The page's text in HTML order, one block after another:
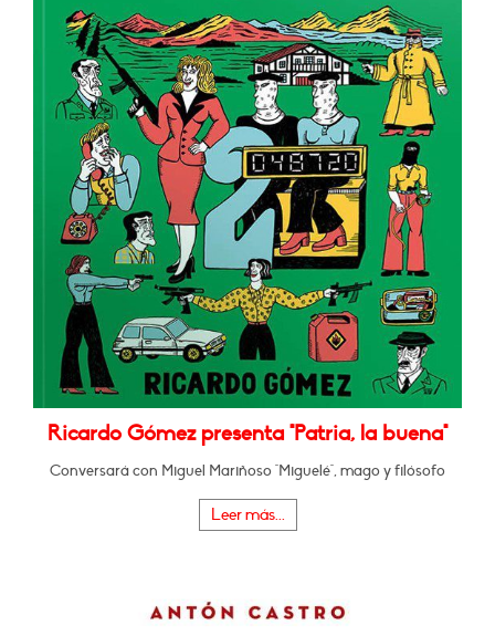
Ricardo Gómez presenta "Patria, la buena"
Conversará con Miguel Mariñoso "Miguelé", mago y filósofo
Leer más...